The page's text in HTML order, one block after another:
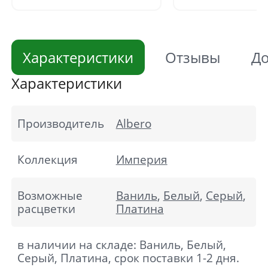
Характеристики Отзывы
Характеристики
Производитель Albero
Коллекция Империя
Возможные
расцветки
Ваниль, Белый, Серый,
Платина
в наличии на складе: Ваниль, Белый,
Серый, Платина, срок поставки 1-2 дня.